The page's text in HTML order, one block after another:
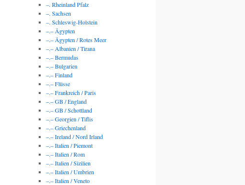
–. Rheinland Pfalz
–. Sachsen
–. Schleswig-Holstein
–.– Ägypten
–.– Ägypten / Rotes Meer
–.– Albanien / Tirana
–.– Bermudas
–.– Bulgarien
–.– Finland
–.– Flüsse
–.– Frankreich / Paris
–.– GB / England
–.– GB / Schottland
–.– Georgien / Tiflis
–.– Griechenland
–.– Ireland / Nord Irland
–.– Italien / Piemont
–.– Italien / Rom
–.– Italien / Sizilien
–.– Italien / Umbrien
–.– Italien / Veneto